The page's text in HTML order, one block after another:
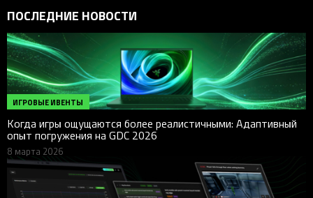
ПОСЛЕДНИЕ НОВОСТИ
ИГРОВЫЕ ИВЕНТЫ
Когда игры ощущаются более реалистичными: Адаптивный
опыт погружения на GDC 2026
8 марта 2026